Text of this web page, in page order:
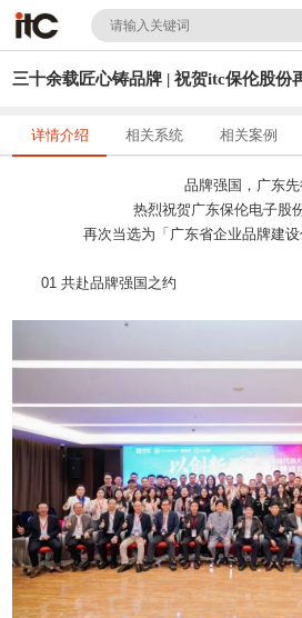
详情介绍 相关系统 相关案例
品牌强国，广东先
热烈祝贺广东保伦电子股
再次当选为「广东省企业品牌建设
01 共赴品牌强国之约